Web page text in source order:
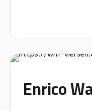
Enrico